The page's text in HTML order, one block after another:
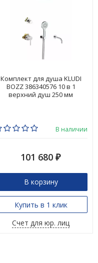
Комплект для душа KLUDI
BOZZ 386340576 10 в 1
верхний душ 250 мм
В наличии
101 680 ₽
В корзину
Купить в 1 клик
Счет для юр. лиц